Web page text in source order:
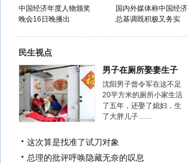
中国经济年度人物颁奖
晚会16日晚播出
国内外媒体称中国经济
总基调既积极又务实
民生视点
男子在厕所娶妻生子
沈阳男子曾令军在这不足
20平方米的厕所小家生活
了五年，还娶了媳妇，生
了大胖儿子……
这次算是找准了试刀对象
总理的批评呼唤隐藏无奈的叹息